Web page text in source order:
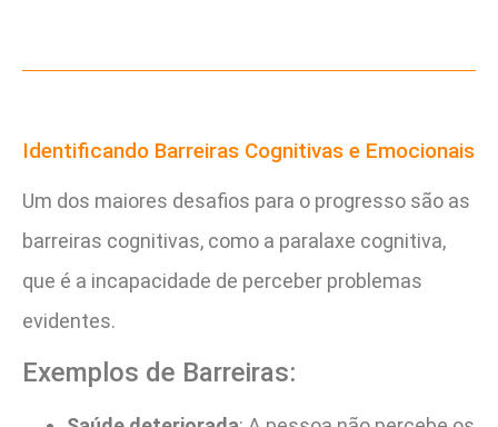
Identificando Barreiras Cognitivas e Emocionais
Um dos maiores desafios para o progresso são as
barreiras cognitivas, como a paralaxe cognitiva,
que é a incapacidade de perceber problemas
evidentes.
Exemplos de Barreiras: